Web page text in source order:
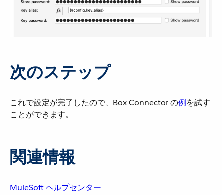
次のステップ
これで設定が完了したので、Box Connector の​例​を試す
ことができます。
関連情報
MuleSoft ヘルプセンター